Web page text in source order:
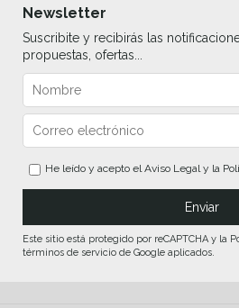
Newsletter
Suscribite y recibirás las
propuestas, ofertas...
He leído y acepto el Aviso Legal y la
Este sitio está protegido por reCAPTCHA y la
términos de servicio de Google aplicados.